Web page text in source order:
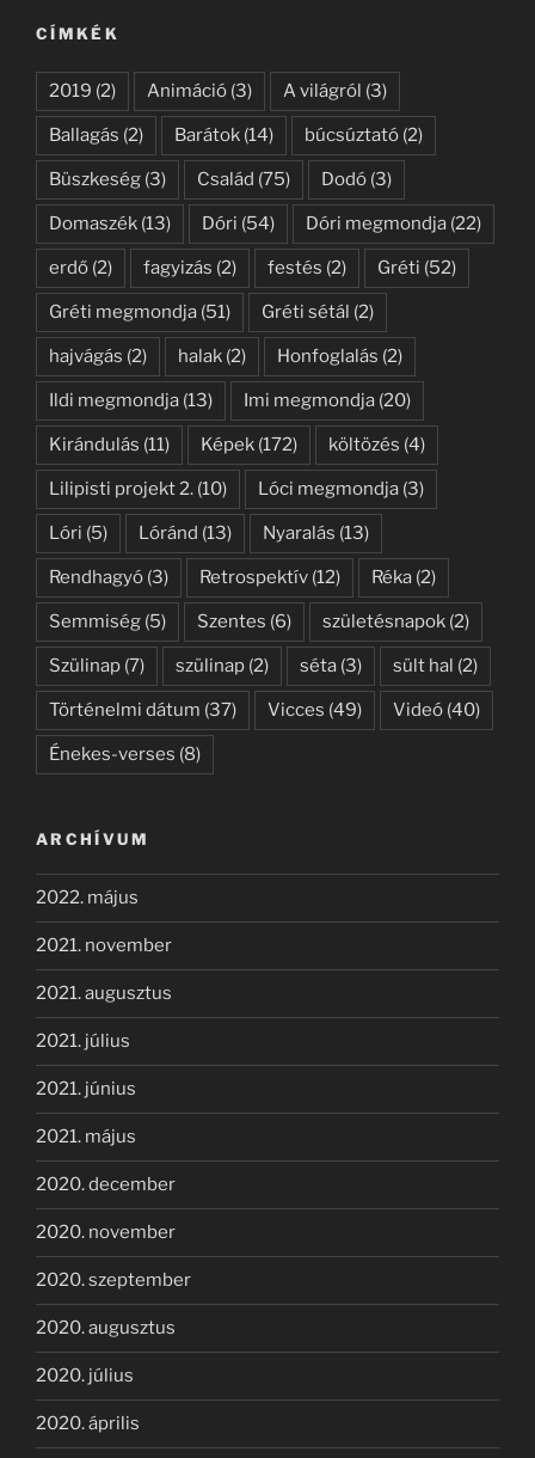
CÍMKÉK
2019 (2) Animáció (3) A világról (3)
Ballagás (2) Barátok (14) búcsúztató (2)
Büszkeség (3) Család (75) Dodó (3)
Domaszék (13) Dóri (54) Dóri megmondja (22)
erdő (2) fagyizás (2) festés (2) Gréti (52)
Gréti megmondja (51) Gréti sétál (2)
hajvágás (2) halak (2) Honfoglalás (2)
Ildi megmondja (13) Imi megmondja (20)
Kirándulás (11) Képek (172) költözés (4)
Lilipisti projekt 2. (10) Lóci megmondja (3)
Lóri (5) Lóránd (13) Nyaralás (13)
Rendhagyó (3) Retrospektív (12) Réka (2)
Semmiség (5) Szentes (6) születésnapok (2)
Szülinap (7) szülinap (2) séta (3) sült hal (2)
Történelmi dátum (37) Vicces (49) Videó (40)
Énekes-verses (8)
ARCHÍVUM
2022. május
2021. november
2021. augusztus
2021. július
2021. június
2021. május
2020. december
2020. november
2020. szeptember
2020. augusztus
2020. július
2020. április